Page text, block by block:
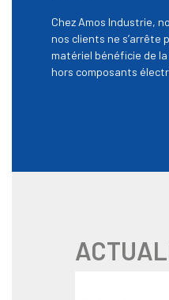
Chez Amos Industrie,
nos clients ne s’arrête
matériel bénéficie de
hors composants